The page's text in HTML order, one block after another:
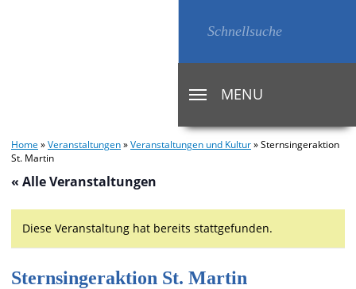
TOGGLE
NAVIGATION
MENU
Home »Veranstaltungen»Veranstaltungen und Kultur»Sternsingeraktion
St. Martin
« Alle Veranstaltungen
Diese Veranstaltung hat bereits stattgefunden.
Sternsingeraktion St. Martin